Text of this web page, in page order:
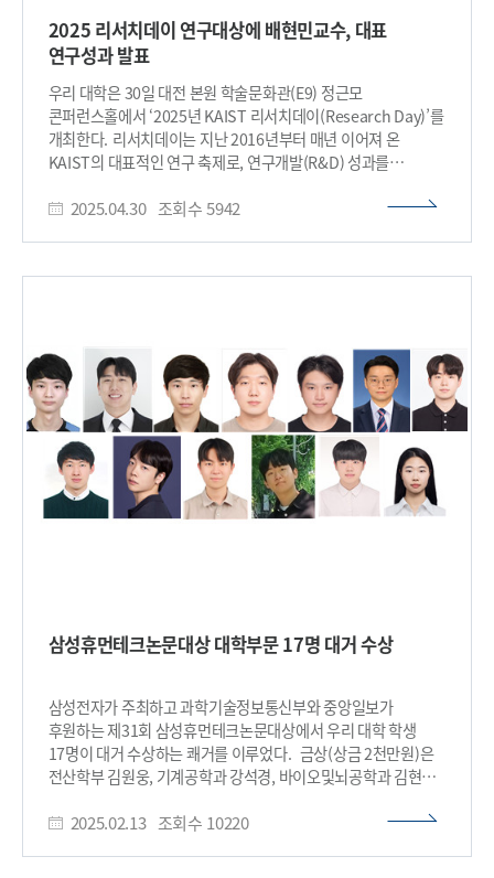
2025 리서치데이 연구대상에 배현민교수, 대표
연구성과 발표
우리 대학은 30일 대전 본원 학술문화관(E9) 정근모
콘퍼런스홀에서 ‘2025년 KAIST 리서치데이(Research Day)’를
개최한다. 리서치데이는 지난 2016년부터 매년 이어져 온
KAIST의 대표적인 연구 축제로, 연구개발(R&D) 성과를
마련되었다. 올해 리서치데이에서는 ▲연구 부문 우수교원
부문에서 시상이 이루어진다. 이날 최고의 영예인 ‘연구대상’은
강연을 진행하며, 10여 년간의 연구 여정을 공유할 예정이다. 배
교수는 초음파 장비에 인공지능을 접목해 상업화에 성공하지
못했던 정량적 초음파 기술을 실현해, 2024년 시카고에서 열린
북미영상의학회(RSNA)에서 라이브 데모를 통해 그 기술력을
입증하였다. 해당 기술은 기존 초음파 장비에 소프트웨어 형태로
탑재될 수 있어, 조기 암 진단은 물론 폐, 간, 심장 등 주요 장기의
질환 진단에도 활용될 수 있는 것으로 평가된다. 배 교수는
“정량적 초음파 기술을 통해 보다 정확하고 신속한 진단이
‘연구상’을 수상한다. 안드리아(Andrea Bianchi,
(뇌인지과학과)교수가 ‘이노베이션상’ 수상자로 선정됐다. ‘융합
연구상’에는 김용정(수리과학과)·최명철(바이오및뇌공학과)
교수 2명은 한 팀으로 수상 받는다. ‘국제공동연구상’은 믹전 해원
(녹색성장지속가능대학원)교수, ‘현우 KAIST 학술상’은 최신현
(전기및전자공학부) 교수, ‘QAIST 창의도전연구상’은 이창환
(신소재공학과)교수가 각각 수상한다. ‘KAIST 2024년
대표연구성과 10선’에는 학문적·산업적으로 큰 파급효과를 가진
성과들이 선정됐다. 40년 난제 매듭 문제를 해결한 수리과학과
2025.04.30 조회수5942
삼성휴먼테크논문대상 대학부문 17명 대거 수상
삼성전자가 주최하고 과학기술정보통신부와 중앙일보가
후원하는 제31회 삼성휴먼테크논문대상에서 우리 대학 학생
17명이 대거 수상하는 쾌거를 이루었다. 금상(상금 2천만원)은
전산학부 김원웅, 기계공학과 강석경, 바이오및뇌공학과 김현경,
정형진, 전기및전자공학부 오재원, 홍천산, 기계공학과 김동근
2025.02.13 조회수 10220